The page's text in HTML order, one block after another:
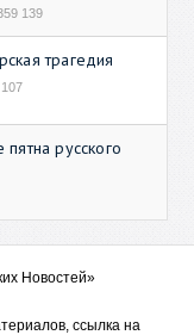
139
трагедия
русского
Новостей»
ссылка на